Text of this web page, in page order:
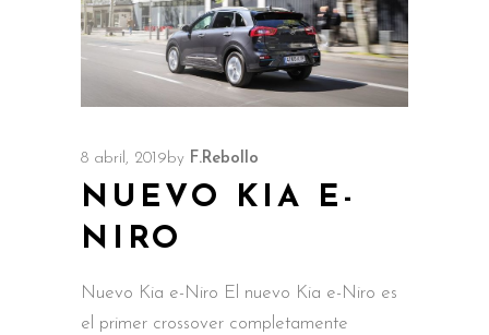
8 abril, 2019by F.Rebollo
NUEVO KIA E-
NIRO
Nuevo Kia e-Niro El nuevo Kia e-Niro es
el primer crossover completamente